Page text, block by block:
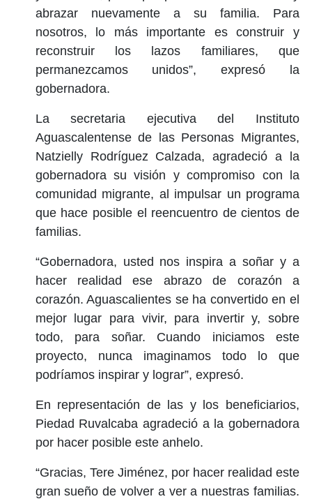
abrazar nuevamente a su familia. Para
nosotros, lo más importante es construir y
reconstruir los lazos familiares, que
permanezcamos unidos”, expresó la
gobernadora.
La secretaria ejecutiva del Instituto
Aguascalentense de las Personas Migrantes,
Natzielly Rodríguez Calzada, agradeció a la
gobernadora su visión y compromiso con la
comunidad migrante, al impulsar un programa
que hace posible el reencuentro de cientos de
familias.
“Gobernadora, usted nos inspira a soñar y a
hacer realidad ese abrazo de corazón a
corazón. Aguascalientes se ha convertido en el
mejor lugar para vivir, para invertir y, sobre
todo, para soñar. Cuando iniciamos este
proyecto, nunca imaginamos todo lo que
podríamos inspirar y lograr”, expresó.
En representación de las y los beneficiarios,
Piedad Ruvalcaba agradeció a la gobernadora
por hacer posible este anhelo.
“Gracias, Tere Jiménez, por hacer realidad este
gran sueño de volver a ver a nuestras familias.